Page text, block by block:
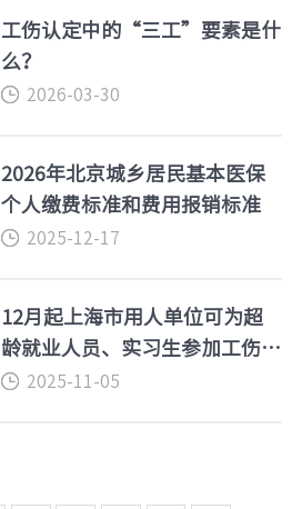
工伤认定中的“三工”要素是什
么？
2026-03-30
2026年北京城乡居民基本医保
个人缴费标准和费用报销标准
2025-12-17
12月起上海市用人单位可为超
龄就业人员、实习生参加工伤保
险 2025-11-05